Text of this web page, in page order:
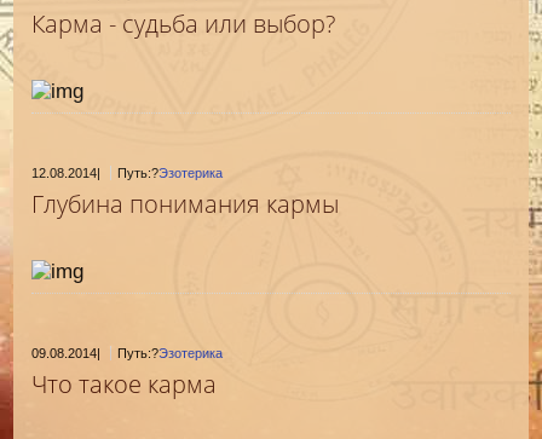
Карма - судьба или выбор?
12.08.2014| Путь:?Эзотерика
Глубина понимания кармы
09.08.2014| Путь:?Эзотерика
Что такое карма